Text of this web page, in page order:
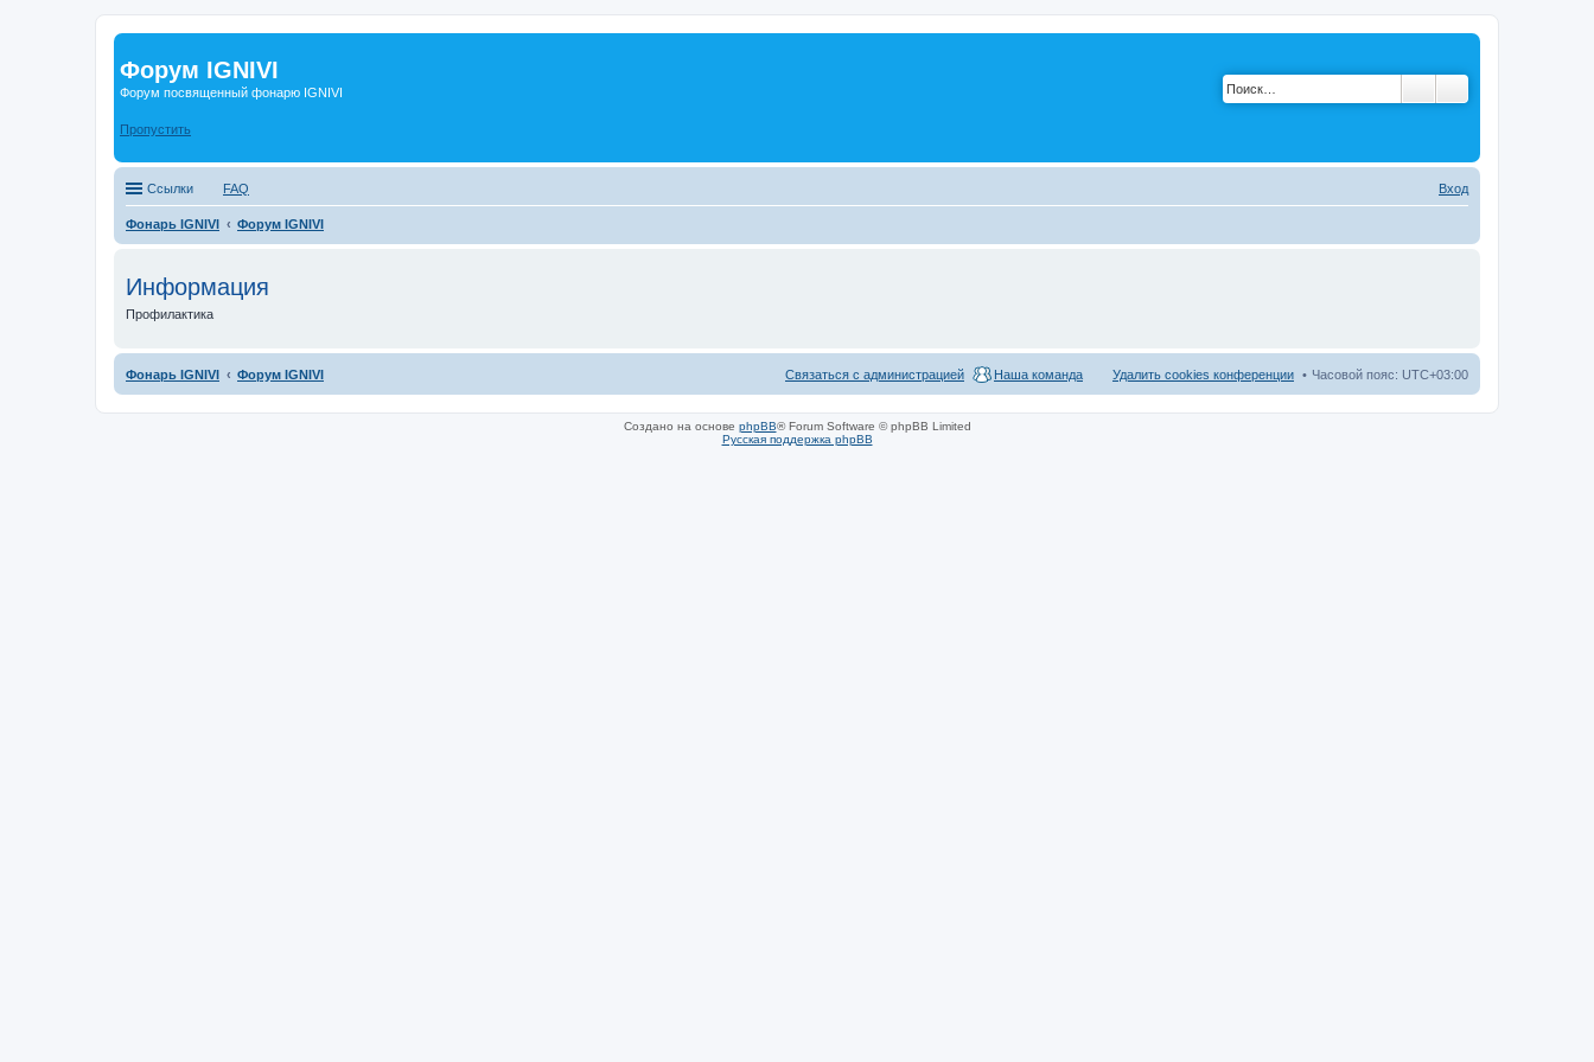
Форум IGNIVI
Форум посвященный фонарю IGNIVI
Пропустить
Ссылки FAQ Вход
Фонарь IGNIVI Форум IGNIVI
Информация
Профилактика
Фонарь IGNIVI Форум IGNIVI Часовой пояс: UTC+03:00
Удалить cookies конференции
Наша команда
Связаться с администрацией
Создано на основе phpBB® Forum Software © phpBB Limited
Русская поддержка phpBB